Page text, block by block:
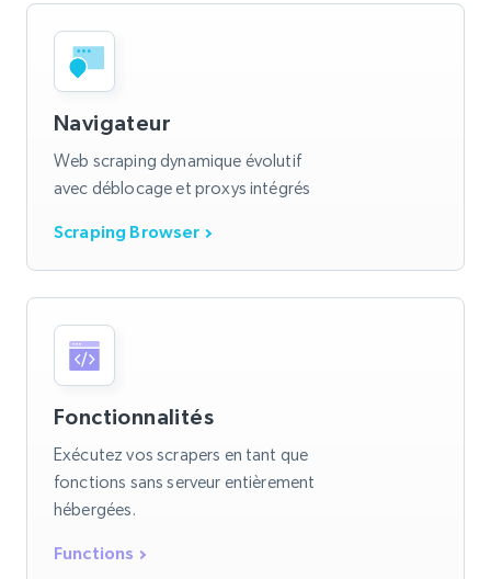
Navigateur
Web scraping dynamique évolutif
avec déblocage et proxys intégrés
Scraping Browser
Fonctionnalités
Exécutez vos scrapers en tant que
fonctions sans serveur entièrement
hébergées.
Functions